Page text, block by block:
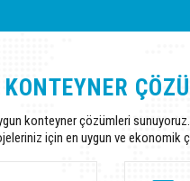
konteyner çözümleri
için en uygun ve